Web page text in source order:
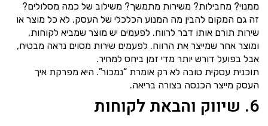
ממנוי? מחבילות? משירות מתמשך? משילוב של כמה מסלולים?
זה גם המקום להבין מה המנוע הכלכלי של העסק. לא כל מוצר או
שירות תורם אותו דבר לרווח. לפעמים יש מוצר שמביא לקוחות,
ומוצר אחר שמייצר את הרווח. לפעמים שירות מסוים נראה מבטיח,
אבל בפועל דורש יותר מדי זמן ביחס למחיר.
תוכנית עסקית טובה לא רק אומרת “נמכור”. היא מפרקת איך
העסק מייצר הכנסה בצורה בריאה.
6. שיווק והבאת לקוחות